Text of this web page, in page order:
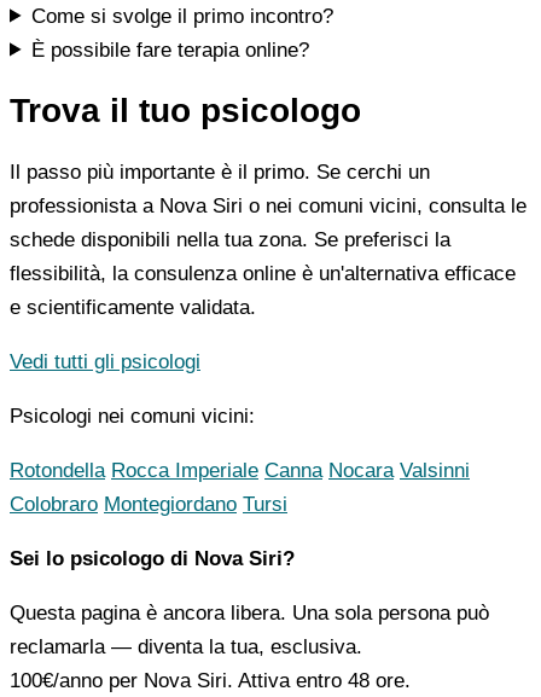
Come si svolge il primo incontro?
È possibile fare terapia online?
Trova il tuo psicologo
Il passo più importante è il primo. Se cerchi un
professionista a Nova Siri o nei comuni vicini, consulta le
schede disponibili nella tua zona. Se preferisci la
flessibilità, la consulenza online è un'alternativa efficace
e scientificamente validata.
Vedi tutti gli psicologi
Psicologi nei comuni vicini:
Rotondella Rocca Imperiale Canna Nocara Valsinni
Colobraro Montegiordano Tursi
Sei lo psicologo di Nova Siri?
Questa pagina è ancora libera. Una sola persona può
reclamarla — diventa la tua, esclusiva.
100€/anno per Nova Siri. Attiva entro 48 ore.